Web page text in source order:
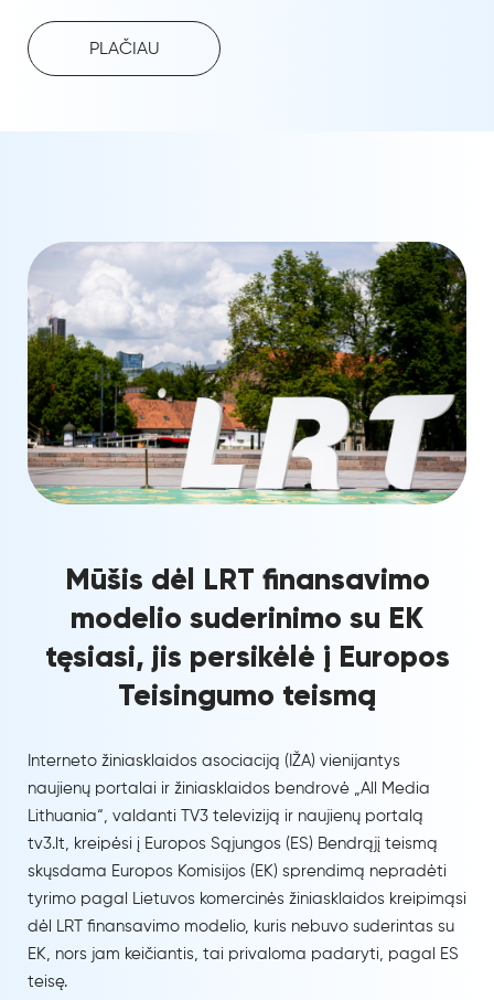
PLAČIAU
Mūšis dėl LRT finansavimo
modelio suderinimo su EK
tęsiasi, jis persikėlė į Europos
Teisingumo teismą
Interneto žiniasklaidos asociaciją (IŽA) vienijantys
naujienų portalai ir žiniasklaidos bendrovė „All Media
Lithuania“, valdanti TV3 televiziją ir naujienų portalą
tv3.lt, kreipėsi į Europos Sąjungos (ES) Bendrąjį teismą
skųsdama Europos Komisijos (EK) sprendimą nepradėti
tyrimo pagal Lietuvos komercinės žiniasklaidos kreipimąsi
dėl LRT finansavimo modelio, kuris nebuvo suderintas su
EK, nors jam keičiantis, tai privaloma padaryti, pagal ES
teisę.